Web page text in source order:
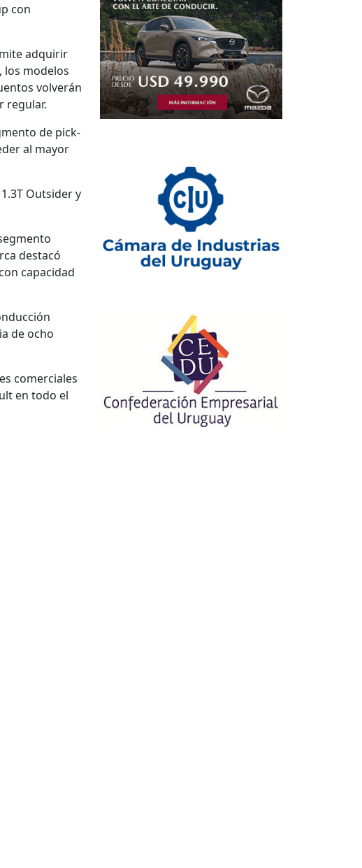
con
adquirir
los modelos
volverán
regular.
de pick-
al mayor
Outsider y
destacó
capacidad
de ocho
comerciales
en todo el